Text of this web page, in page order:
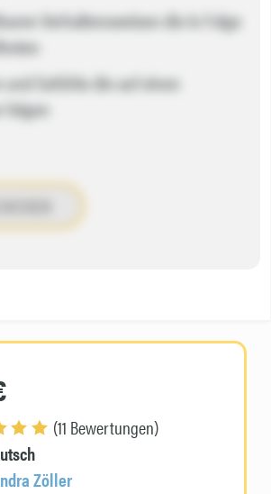
Verhaltensweisen die in Folge
und Gefühle die auf einen
folgen
(11 Bewertungen)
Zöller